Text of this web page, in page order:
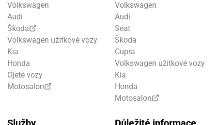
Volkswagen
Audi
Škoda
Volkswagen užitkové vozy
Kia
Honda
Ojeté vozy
Motosalon
Volkswagen
Audi
Seat
Škoda
Cupra
Volkswagen užitkové vozy
Kia
Honda
Motosalon